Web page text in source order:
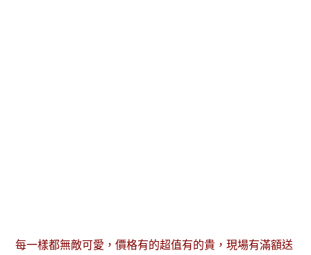
每一樣都無敵可愛，價格有的超值有的貴，現場有滿額送